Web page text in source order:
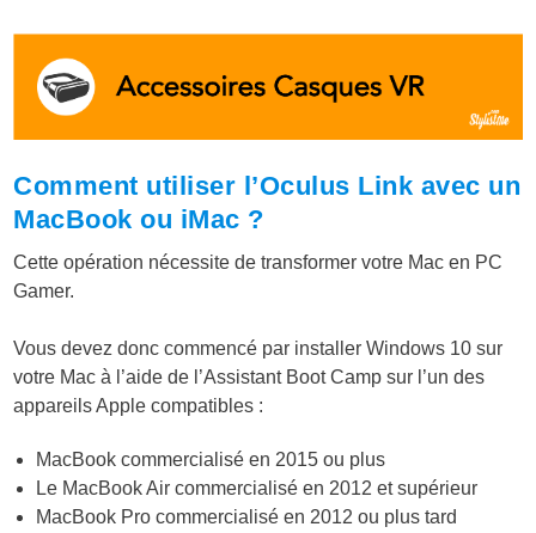
Comment utiliser l’Oculus Link avec un
MacBook ou iMac ?
Cette opération nécessite de transformer votre Mac en PC
Gamer.
Vous devez donc commencé par installer Windows 10 sur
votre Mac à l’aide de l’Assistant Boot Camp sur l’un des
appareils Apple compatibles :
MacBook commercialisé en 2015 ou plus
Le MacBook Air commercialisé en 2012 et supérieur
MacBook Pro commercialisé en 2012 ou plus tard